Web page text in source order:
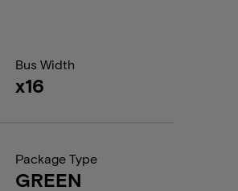
Bus Width
x16
Package Type
GREEN